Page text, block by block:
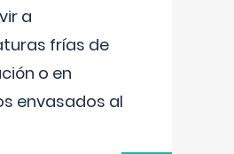
a
frías de
o en
envasados al